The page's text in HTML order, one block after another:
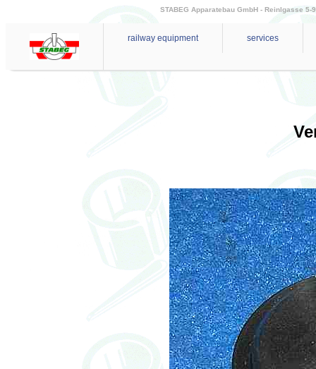
STABEG Apparatebau GmbH - Reinlgasse 5-
railway equipment services